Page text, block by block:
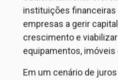
instituições financeiras
empresas a gerir
crescimento e
equipamentos,
Em um cenário de